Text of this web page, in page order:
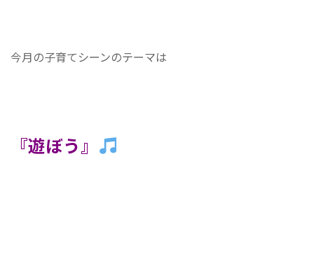
今月の子育てシーンのテーマは
『遊ぼう』